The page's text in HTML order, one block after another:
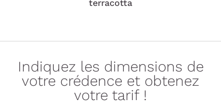
terracotta
Indiquez les dimensions de
votre crédence et obtenez
votre tarif !